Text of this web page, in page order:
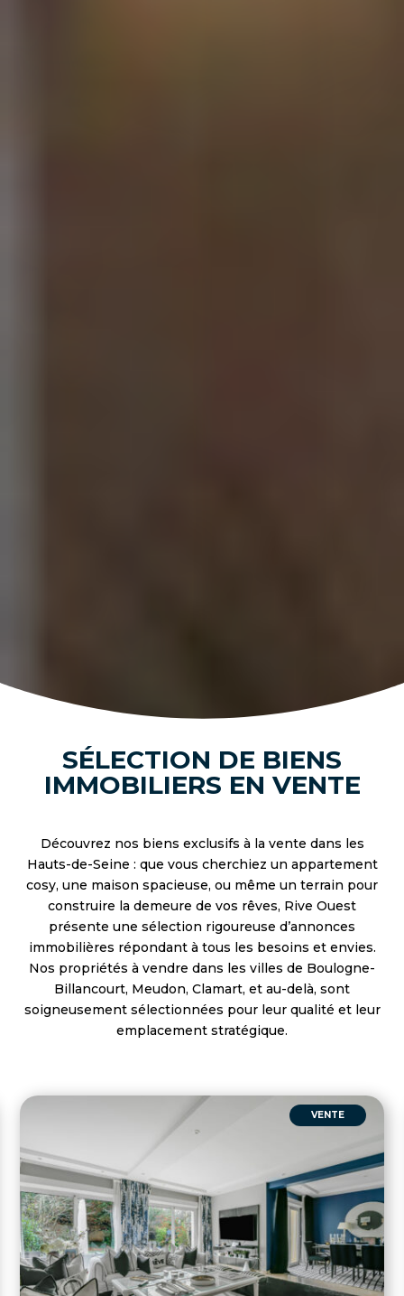
SÉLECTION DE BIENS
IMMOBILIERS EN VENTE
Découvrez nos biens exclusifs à la vente dans les
Hauts-de-Seine : que vous cherchiez un appartement
cosy, une maison spacieuse, ou même un terrain pour
construire la demeure de vos rêves, Rive Ouest
présente une sélection rigoureuse d’annonces
immobilières répondant à tous les besoins et envies.
Nos propriétés à vendre dans les villes de Boulogne-
Billancourt, Meudon, Clamart, et au-delà, sont
soigneusement sélectionnées pour leur qualité et leur
emplacement stratégique.
VENTE